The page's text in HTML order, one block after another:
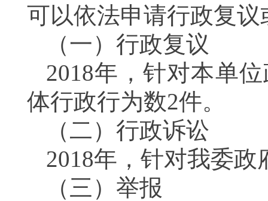
可以依法申请行政复
（一）行政复议
2018年，针对本单
体行政行为数2件。
（二）行政诉讼
2018年，针对我委政
（三）举报